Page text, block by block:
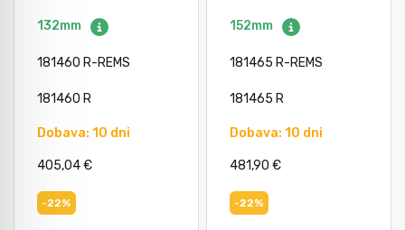
132mm
181460 R-REMS
181460 R
Dobava: 10 dni
405,04 €
-22%
152mm
181465 R-REMS
181465 R
Dobava: 10 dni
481,90 €
-22%